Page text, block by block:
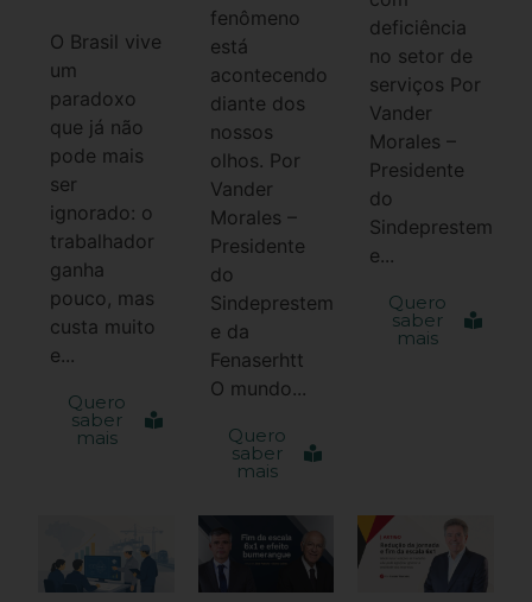
O Brasil vive
um
paradoxo
que já não
pode mais
ser
ignorado: o
trabalhador
ganha
pouco, mas
custa muito
e...
Quero
saber
mais
fenômeno
está
acontecendo
diante dos
nossos
olhos. Por
Vander
Morales –
Presidente
do
Sindeprestem
e da
Fenaserhtt
O mundo...
Quero
saber
mais
deficiência
no setor de
serviços Por
Vander
Morales –
Presidente
do
Sindeprestem
e...
Quero
saber
mais